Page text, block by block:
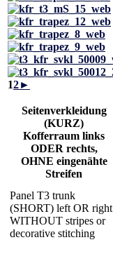
12►
Seitenverkleidung
(KURZ)
Kofferraum links
ODER rechts,
OHNE eingenähte
Streifen
Panel T3 trunk
(SHORT) left OR right
WITHOUT stripes or
decorative stitching